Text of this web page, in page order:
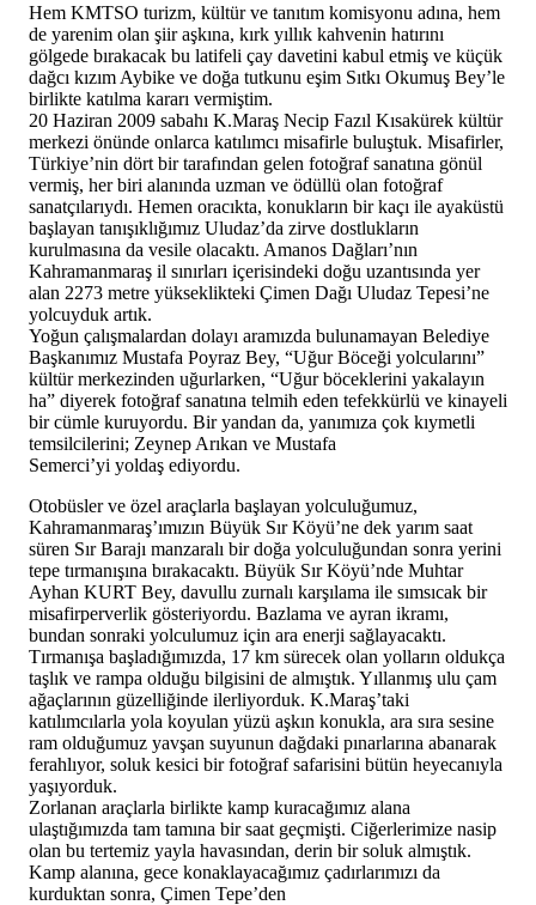
Hem KMTSO turizm, kültür ve tanıtım komisyonu adına, hem
de yarenim olan şiir aşkına, kırk yıllık kahvenin hatırını
gölgede bırakacak bu latifeli çay davetini kabul etmiş ve küçük
dağcı kızım Aybike ve doğa tutkunu eşim Sıtkı Okumuş Bey’le
birlikte katılma kararı vermiştim.
20 Haziran 2009 sabahı K.Maraş Necip Fazıl Kısakürek kültür
merkezi önünde onlarca katılımcı misafirle buluştuk. Misafirler,
Türkiye’nin dört bir tarafından gelen fotoğraf sanatına gönül
vermiş, her biri alanında uzman ve ödüllü olan fotoğraf
sanatçılarıydı. Hemen oracıkta, konukların bir kaçı ile ayaküstü
başlayan tanışıklığımız Uludaz’da zirve dostlukların
kurulmasına da vesile olacaktı. Amanos Dağları’nın
Kahramanmaraş il sınırları içerisindeki doğu uzantısında yer
alan 2273 metre yükseklikteki Çimen Dağı Uludaz Tepesi’ne
yolcuyduk artık.
Yoğun çalışmalardan dolayı aramızda bulunamayan Belediye
Başkanımız Mustafa Poyraz Bey, “Uğur Böceği yolcularını”
kültür merkezinden uğurlarken, “Uğur böceklerini yakalayın
ha” diyerek fotoğraf sanatına telmih eden tefekkürlü ve kinayeli
bir cümle kuruyordu. Bir yandan da, yanımıza çok kıymetli
temsilcilerini; Zeynep Arıkan ve Mustafa
Semerci’yi yoldaş ediyordu.
Otobüsler ve özel araçlarla başlayan yolculuğumuz,
Kahramanmaraş’ımızın Büyük Sır Köyü’ne dek yarım saat
süren Sır Barajı manzaralı bir doğa yolculuğundan sonra yerini
tepe tırmanışına bırakacaktı. Büyük Sır Köyü’nde Muhtar
Ayhan KURT Bey, davullu zurnalı karşılama ile sımsıcak bir
misafirperverlik gösteriyordu. Bazlama ve ayran ikramı,
bundan sonraki yolculumuz için ara enerji sağlayacaktı.
Tırmanışa başladığımızda, 17 km sürecek olan yolların oldukça
taşlık ve rampa olduğu bilgisini de almıştık. Yıllanmış ulu çam
ağaçlarının güzelliğinde ilerliyorduk. K.Maraş’taki
katılımcılarla yola koyulan yüzü aşkın konukla, ara sıra sesine
ram olduğumuz yavşan suyunun dağdaki pınarlarına abanarak
ferahlıyor, soluk kesici bir fotoğraf safarisini bütün heyecanıyla
yaşıyorduk.
Zorlanan araçlarla birlikte kamp kuracağımız alana
ulaştığımızda tam tamına bir saat geçmişti. Ciğerlerimize nasip
olan bu tertemiz yayla havasından, derin bir soluk almıştık.
Kamp alanına, gece konaklayacağımız çadırlarımızı da
kurduktan sonra, Çimen Tepe’den